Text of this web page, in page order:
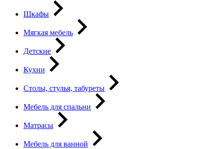
Шкафы
Мягкая мебель
Детские
Кухни
Столы, стулья, табуреты
Мебель для спальни
Матрасы
Мебель для ванной